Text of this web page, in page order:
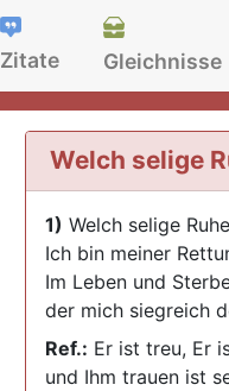
Zitate Gleichnisse
Welch selige
1) Welch selige
Ich bin meiner
Im Leben und
der mich siegreich
Ref.: Er ist treu, Er
und Ihm trauen ist